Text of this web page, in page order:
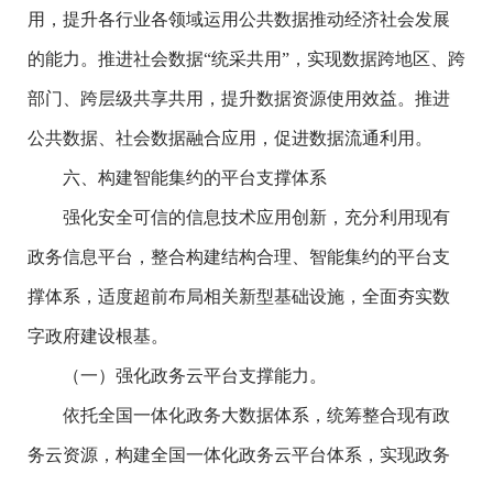
用，提升各行业各领域运用公共数据推动经济社会发展
的能力。推进社会数据“统采共用”，实现数据跨地区、跨
部门、跨层级共享共用，提升数据资源使用效益。推进
公共数据、社会数据融合应用，促进数据流通利用。
六、构建智能集约的平台支撑体系
强化安全可信的信息技术应用创新，充分利用现有
政务信息平台，整合构建结构合理、智能集约的平台支
撑体系，适度超前布局相关新型基础设施，全面夯实数
字政府建设根基。
（一）强化政务云平台支撑能力。
依托全国一体化政务大数据体系，统筹整合现有政
务云资源，构建全国一体化政务云平台体系，实现政务